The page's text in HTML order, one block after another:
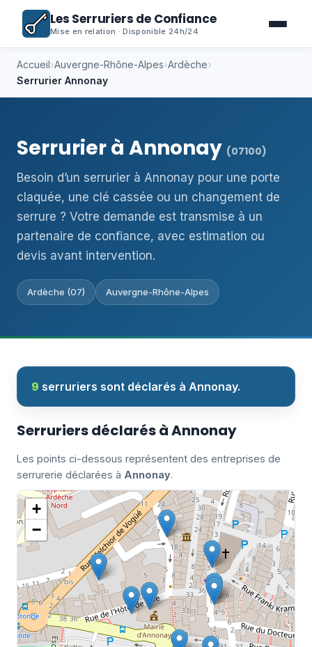
Les Serruriers de Confiance
Mise en relation · Disponible 24h/24
Accueil›Auvergne-Rhône-Alpes›Ardèche›
Serrurier Annonay
Serrurier à Annonay (07100)
Besoin d’un serrurier à Annonay pour une porte
claquée, une clé cassée ou un changement de
serrure ? Votre demande est transmise à un
partenaire de confiance, avec estimation ou
devis avant intervention.
Ardèche (07) Auvergne-Rhône-Alpes
9 serruriers sont déclarés à Annonay.
Serruriers déclarés à Annonay
Les points ci-dessous représentent des entreprises de
serrurerie déclarées à Annonay.
+
−